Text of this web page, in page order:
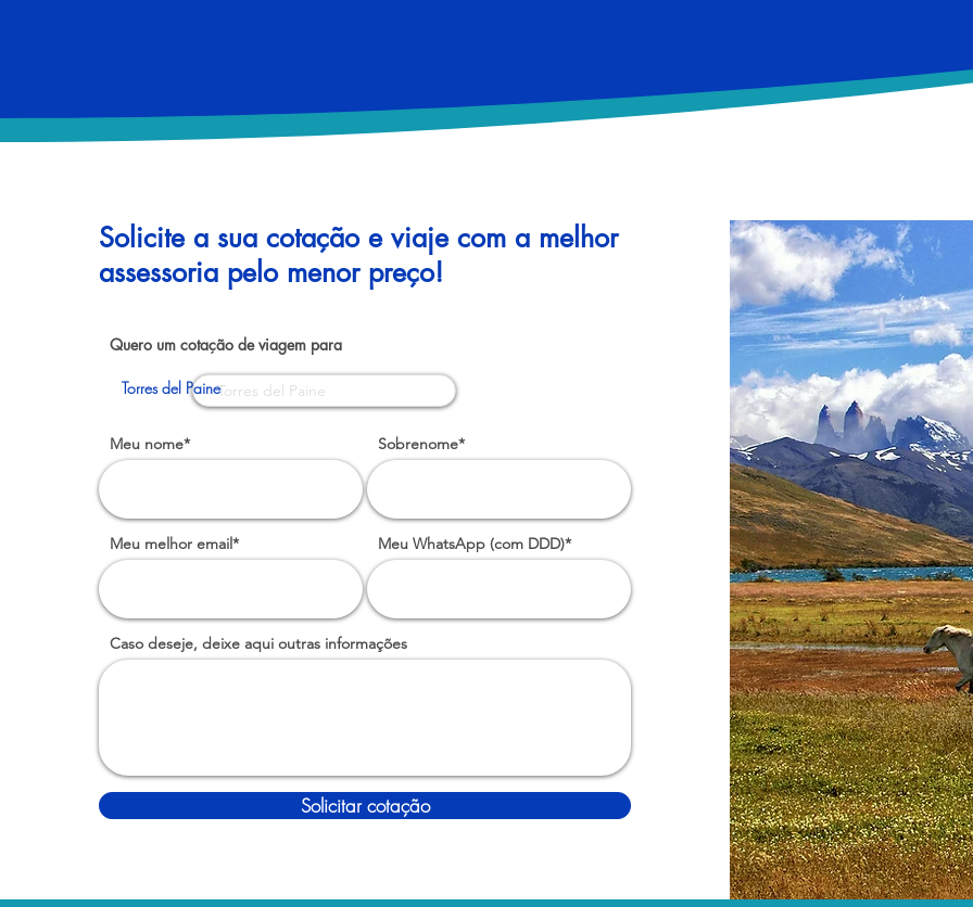
Solicite a sua cotação e viaje com a melhor
assessoria pelo menor preço!
Quero um cotação de viagem para
Torres del Paine
Meu nome* Sobrenome*
Meu melhor email* Meu WhatsApp (com DDD)*
Caso deseje, deixe aqui outras informações
Solicitar cotação